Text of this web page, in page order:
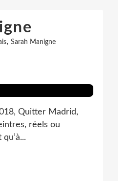
, Sarah Manigne
Quitter Madrid,
réels ou